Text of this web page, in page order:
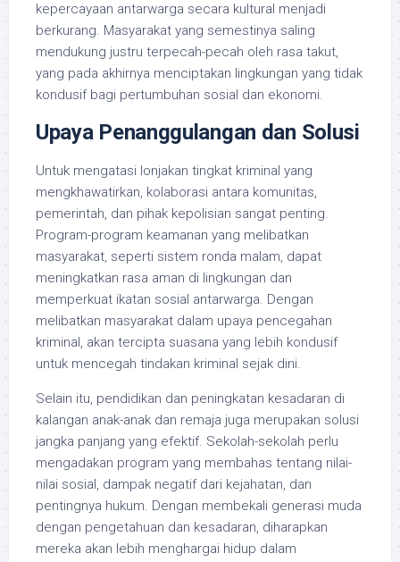
kepercayaan antarwarga secara kultural menjadi
berkurang. Masyarakat yang semestinya saling
mendukung justru terpecah-pecah oleh rasa takut,
yang pada akhirnya menciptakan lingkungan yang tidak
kondusif bagi pertumbuhan sosial dan ekonomi.
Upaya Penanggulangan dan Solusi
Untuk mengatasi lonjakan tingkat kriminal yang
mengkhawatirkan, kolaborasi antara komunitas,
pemerintah, dan pihak kepolisian sangat penting.
Program-program keamanan yang melibatkan
masyarakat, seperti sistem ronda malam, dapat
meningkatkan rasa aman di lingkungan dan
memperkuat ikatan sosial antarwarga. Dengan
melibatkan masyarakat dalam upaya pencegahan
kriminal, akan tercipta suasana yang lebih kondusif
untuk mencegah tindakan kriminal sejak dini.
Selain itu, pendidikan dan peningkatan kesadaran di
kalangan anak-anak dan remaja juga merupakan solusi
jangka panjang yang efektif. Sekolah-sekolah perlu
mengadakan program yang membahas tentang nilai-
nilai sosial, dampak negatif dari kejahatan, dan
pentingnya hukum. Dengan membekali generasi muda
dengan pengetahuan dan kesadaran, diharapkan
mereka akan lebih menghargai hidup dalam